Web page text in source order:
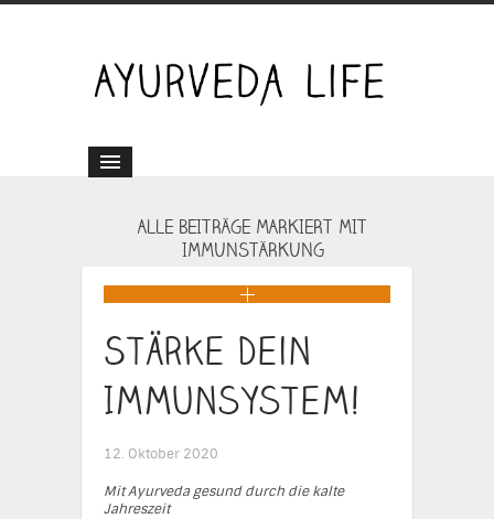
ALLE BEITRÄGE MARKIERT MIT
IMMUNSTÄRKUNG
Stärke Dein
Immunsystem!
12. Oktober 2020
Mit Ayurveda gesund durch die kalte
Jahreszeit